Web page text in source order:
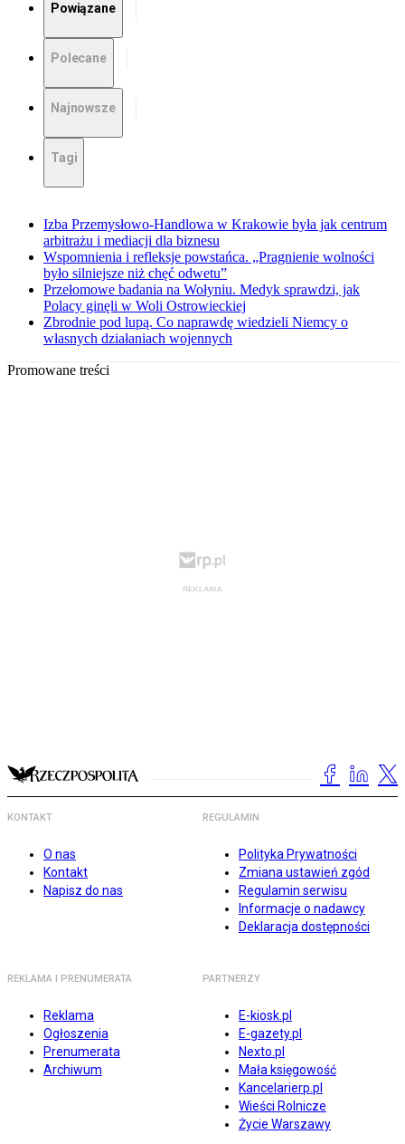
Powiązane
Polecane
Najnowsze
Tagi
Izba Przemysłowo-Handlowa w Krakowie była jak centrum
arbitrażu i mediacji dla biznesu
Wspomnienia i refleksje powstańca. „Pragnienie wolności
było silniejsze niż chęć odwetu”
Przełomowe badania na Wołyniu. Medyk sprawdzi, jak
Polacy ginęli w Woli Ostrowieckiej
Zbrodnie pod lupą. Co naprawdę wiedzieli Niemcy o
własnych działaniach wojennych
Promowane treści
KONTAKT
O nas
Kontakt
Napisz do nas
REGULAMIN
Polityka Prywatności
Zmiana ustawień zgód
Regulamin serwisu
Informacje o nadawcy
Deklaracja dostępności
REKLAMA I PRENUMERATA
Reklama
Ogłoszenia
Prenumerata
Archiwum
PARTNERZY
E-kiosk.pl
E-gazety.pl
Nexto.pl
Mała księgowość
Kancelarierp.pl
Wieści Rolnicze
Życie Warszawy